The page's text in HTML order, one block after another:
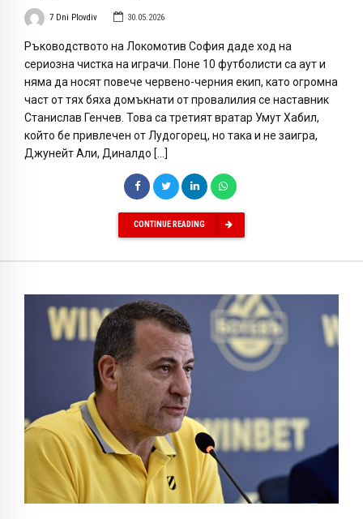
7 Dni Plovdiv 30.05.2026
Ръководството на Локомотив София даде ход на
сериозна чистка на играчи. Поне 10 футболисти са аут и
няма да носят повече червено-черния екип, като огромна
част от тях бяха домъкнати от провалилия се наставник
Станислав Генчев. Това са третият вратар Умут Хабил,
който бе привлечен от Лудогорец, но така и не заигра,
Джунейт Али, Диналдо […]
CONTINUE READING